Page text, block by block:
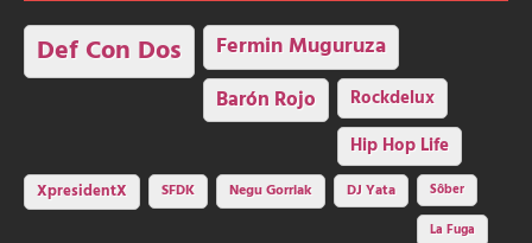
Def Con Dos Fermin Muguruza
Barón Rojo Rockdelux
Hip Hop Life
XpresidentX SFDK Negu Gorriak DJ Yata
Sôber
La Fuga